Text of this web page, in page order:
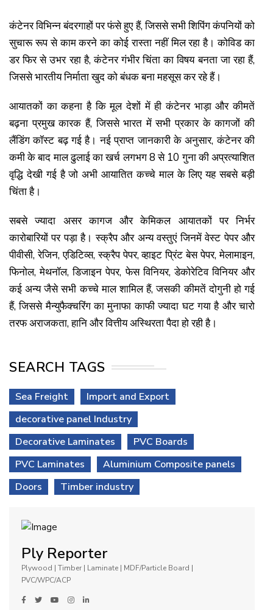
कंटेनर विभिन्न बंदरगाहों पर फंसे हुए हैं, जिससे सभी शिपिंग कंपनियों को
सुचारू रूप से काम करने का कोई रास्ता नहीं मिल रहा है। कोविड का
डर फिर से उभर रहा है, कंटेनर गंभीर चिंता का विषय बनता जा रहा हैं,
जिससे भारतीय निर्माता खुद को बंधक बना महसूस कर रहे हैं।
आयातकों का कहना है कि मूल देशों में ही कंटेनर भाड़ा और कीमतें
बढ़ना प्रमुख कारक हैं, जिससे भारत में सभी प्रकार के कागजों की
लैंडिंग कॉस्ट बढ़ गई है। नई प्राप्त जानकारी के अनुसार, कंटेनर की
कमी के बाद माल ढुलाई का खर्च लगभग 8 से 10 गुना की अप्रत्याशित
वृद्धि देखी गई है जो अभी आयातित कच्चे माल के लिए यह सबसे बड़ी
चिंता है।
सबसे ज्यादा असर कागज और केमिकल आयातकों पर निर्भर
कारोबारियों पर पड़ा है। स्क्रैप और अन्य वस्तुएं जिनमें वेस्ट पेपर और
पीवीसी, रेजिन, एडिटिव्स, स्क्रैप पेपर, व्हाइट प्रिंट बेस पेपर, मेलामाइन,
फिनोल, मेथनॉल, डिजाइन पेपर, फेस विनियर, डेकोरेटिव विनियर और
कई अन्य जैसे सभी कच्चे माल शामिल हैं, जसकी कीमतें दोगुनी हो गई
हैं, जिससे मैन्युफैक्चरिंग का मुनाफा काफी ज्यादा घट गया है और चारो
तरफ अराजकता, हानि और वित्तीय अस्थिरता पैदा हो रही है।
SEARCH TAGS
Sea Freight
Import and Export
decorative panel Industry
Decorative Laminates
PVC Boards
PVC Laminates
Aluminium Composite panels
Doors
Timber industry
Ply Reporter
Plywood | Timber | Laminate | MDF/Particle Board |
PVC/WPC/ACP